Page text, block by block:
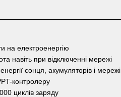
на електроенергію
навіть при відключенні мережі
сонця, акумуляторів і мережі
контролеру
циклів заряду